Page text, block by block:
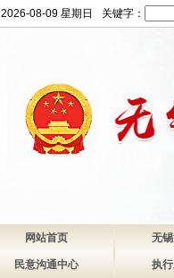
2026-08-09 星期日 关键字：
网站首页 无
民意沟通中心 执